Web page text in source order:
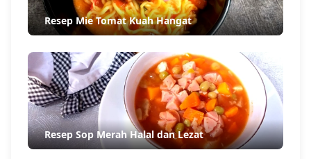
Resep Mie Tomat Kuah Hangat
Resep Sop Merah Halal dan Lezat